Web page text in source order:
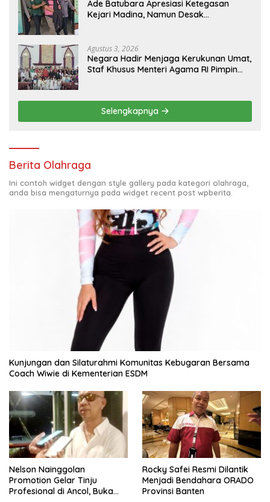
Ade Batubara Apresiasi Ketegasan
Kejari Madina, Namun Desak
Terlibat Kasus Smart Village
Agustus 3, 2026
Negara Hadir Menjaga Kerukunan Umat,
Staf Khusus Menteri Agama RI Pimpin
Selengkapnya
Berita Olahraga
Ini contoh widget dengan style gallery pada kategori olahraga,
anda bisa mengaturnya pada widget recent post wpberita.
Kunjungan dan Silaturahmi Komunitas Kebugaran Bersama
Coach Wiwie di Kementerian ESDM
Nelson Nainggolan
Promotion Gelar Tinju
Profesional di Ancol, Buka
Rocky Safei Resmi Dilantik
Menjadi Bendahara ORADO
Provinsi Banten